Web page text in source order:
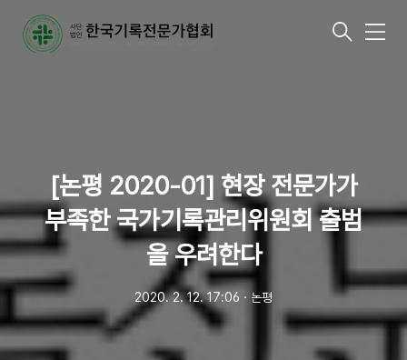
메
[논평 2020-01] 현장 전문가가
부족한 국가기록관리위원회 출범
을 우려한다
2020. 2. 12. 17:06 ㆍ 논평